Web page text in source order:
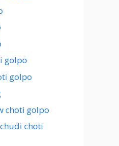
golpo
golpo
choti golpo
choti